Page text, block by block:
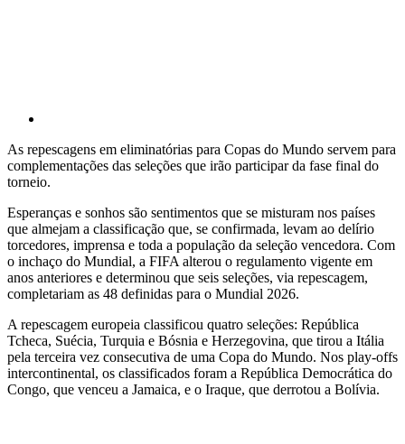
As repescagens em eliminatórias para Copas do Mundo servem para
complementações das seleções que irão participar da fase final do
torneio.
Esperanças e sonhos são sentimentos que se misturam nos países
que almejam a classificação que, se confirmada, levam ao delírio
torcedores, imprensa e toda a população da seleção vencedora. Com
o inchaço do Mundial, a FIFA alterou o regulamento vigente em
anos anteriores e determinou que seis seleções, via repescagem,
completariam as 48 definidas para o Mundial 2026.
A repescagem europeia classificou quatro seleções: República
Tcheca, Suécia, Turquia e Bósnia e Herzegovina, que tirou a Itália
pela terceira vez consecutiva de uma Copa do Mundo. Nos play-offs
intercontinental, os classificados foram a República Democrática do
Congo, que venceu a Jamaica, e o Iraque, que derrotou a Bolívia.